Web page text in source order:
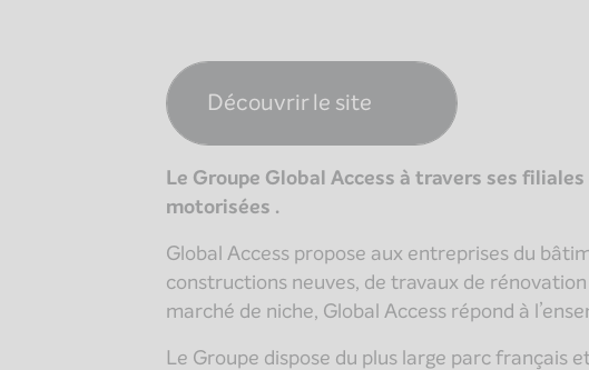
Découvrir le site
Le Groupe Global Access à travers ses
motorisées .
Global Access propose aux entreprises du
constructions neuves, de travaux de
marché de niche, Global Access répond à
Le Groupe dispose du plus large parc